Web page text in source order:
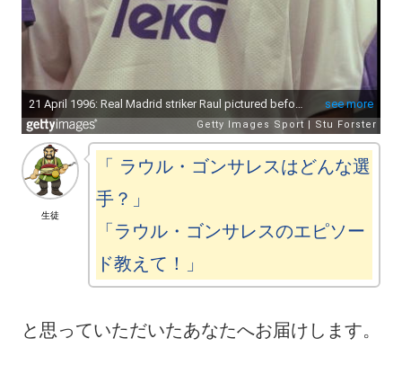
生徒
「 ラウル・ゴンサレスはどんな選
手？」
「ラウル・ゴンサレスのエピソー
ド教えて！」
と思っていただいたあなたへお届けします。